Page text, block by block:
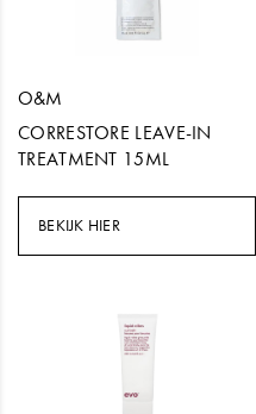
O&M
CORRESTORE LEAVE-IN
TREATMENT 15ML
BEKIJK HIER